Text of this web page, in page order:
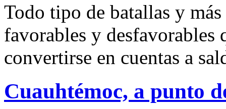
Todo tipo de batallas y
favorables y desfavorables
convertirse en cuentas a
Cuauhtémoc, a punto